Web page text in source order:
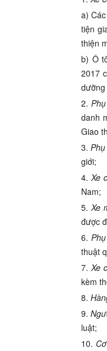
a)
tiện
thiện
b) Ô
2017
dưỡng
2.
danh
Giao
3.
giới;
4. Xe
Nam;
5. Xe
được
6.
thuật
7.Xe
kèm
8.
9.
luật;
10.